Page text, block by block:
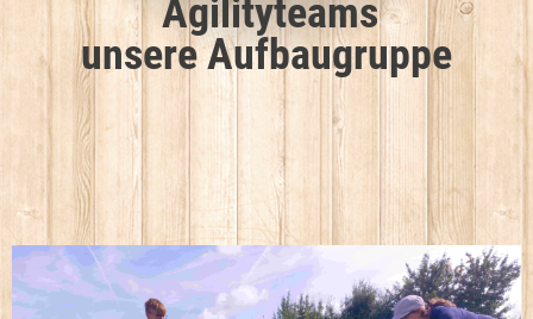
HUNDESPORT
GALERIE
ÜBER UNS
WELPENTREFF
VIDEOS
Agilityteams
unsere Aufbaugruppe